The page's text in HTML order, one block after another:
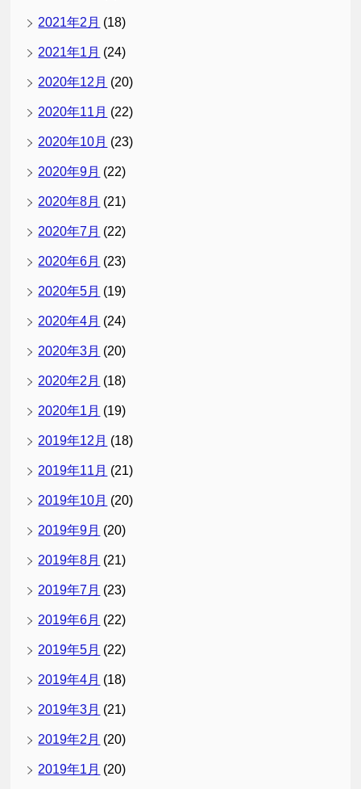
2021年2月 (18)
2021年1月 (24)
2020年12月 (20)
2020年11月 (22)
2020年10月 (23)
2020年9月 (22)
2020年8月 (21)
2020年7月 (22)
2020年6月 (23)
2020年5月 (19)
2020年4月 (24)
2020年3月 (20)
2020年2月 (18)
2020年1月 (19)
2019年12月 (18)
2019年11月 (21)
2019年10月 (20)
2019年9月 (20)
2019年8月 (21)
2019年7月 (23)
2019年6月 (22)
2019年5月 (22)
2019年4月 (18)
2019年3月 (21)
2019年2月 (20)
2019年1月 (20)